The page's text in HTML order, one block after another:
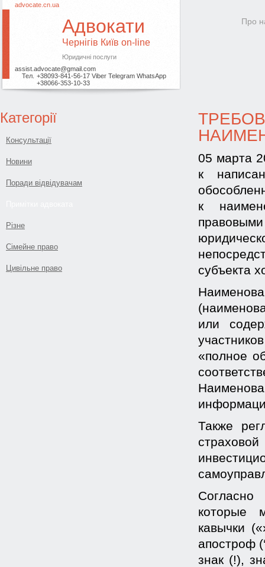
advocate.cn.ua
Адвокати
Чернігів Київ on-line
Юридичні послуги
assist.advocate@gmail.com
Тел. +38093-841-56-17 Viber Telegram WhatsApp
+38066-353-10-33
Про
Категорії
Консультації
Новини
Поради відвідувачам
Різне
Сімейне право
Цивільне право
05 марта
к
к
субъекта
или
«полное
Также
инвестиц
само
Согласно
которые
кавычки
апостроф
знак (!),